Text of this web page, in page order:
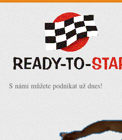
S námi můžete podnikat už dnes!